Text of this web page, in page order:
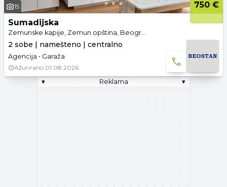
15
750 €
Sumadijska
Zemunske kapije, Zemun opština, Beograd
2 sobe | namešteno | centralno
Agencija • Garaža
Ažurirano 01.08.2026.
▾
Reklama ▾